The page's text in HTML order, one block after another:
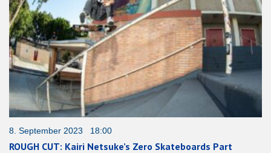
8. September 2023 18:00
ROUGH CUT: Kairi Netsuke’s Zero Skateboards Part